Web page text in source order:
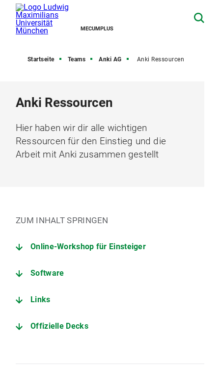
MECUMPLUS
Startseite Teams Anki AG Anki Ressourcen
Anki Ressourcen
Hier haben wir dir alle wichtigen
Ressourcen für den Einstieg und die
Arbeit mit Anki zusammen gestellt
ZUM INHALT SPRINGEN
Online-Workshop für Einsteiger
Software
Links
Offizielle Decks